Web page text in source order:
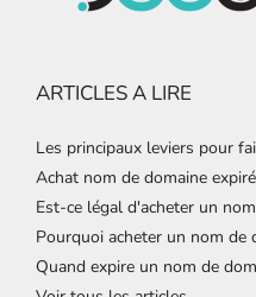
ARTICLES A LIRE
Les principaux leviers pour
Achat nom de domaine
Est-ce légal d'acheter un
Pourquoi acheter un nom de
Quand expire un nom de